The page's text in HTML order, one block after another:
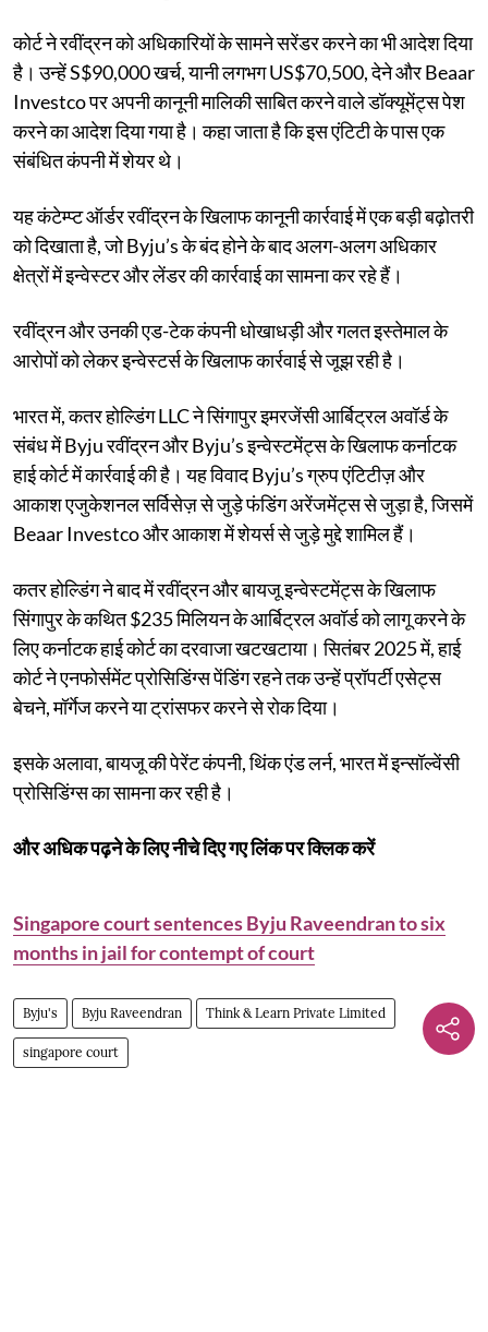
कोर्ट ने रवींद्रन को अधिकारियों के सामने सरेंडर करने का भी आदेश दिया
है। उन्हें S$90,000 खर्च, यानी लगभग US$70,500, देने और Beaar
Investco पर अपनी कानूनी मालिकी साबित करने वाले डॉक्यूमेंट्स पेश
करने का आदेश दिया गया है। कहा जाता है कि इस एंटिटी के पास एक
संबंधित कंपनी में शेयर थे।
यह कंटेम्प्ट ऑर्डर रवींद्रन के खिलाफ कानूनी कार्रवाई में एक बड़ी बढ़ोतरी
को दिखाता है, जो Byju’s के बंद होने के बाद अलग-अलग अधिकार
क्षेत्रों में इन्वेस्टर और लेंडर की कार्रवाई का सामना कर रहे हैं।
रवींद्रन और उनकी एड-टेक कंपनी धोखाधड़ी और गलत इस्तेमाल के
आरोपों को लेकर इन्वेस्टर्स के खिलाफ कार्रवाई से जूझ रही है।
भारत में, कतर होल्डिंग LLC ने सिंगापुर इमरजेंसी आर्बिट्रल अवॉर्ड के
संबंध में Byju रवींद्रन और Byju’s इन्वेस्टमेंट्स के खिलाफ कर्नाटक
हाई कोर्ट में कार्रवाई की है। यह विवाद Byju’s ग्रुप एंटिटीज़ और
आकाश एजुकेशनल सर्विसेज़ से जुड़े फंडिंग अरेंजमेंट्स से जुड़ा है, जिसमें
Beaar Investco और आकाश में शेयर्स से जुड़े मुद्दे शामिल हैं।
कतर होल्डिंग ने बाद में रवींद्रन और बायजू इन्वेस्टमेंट्स के खिलाफ
सिंगापुर के कथित $235 मिलियन के आर्बिट्रल अवॉर्ड को लागू करने के
लिए कर्नाटक हाई कोर्ट का दरवाजा खटखटाया। सितंबर 2025 में, हाई
कोर्ट ने एनफोर्समेंट प्रोसिडिंग्स पेंडिंग रहने तक उन्हें प्रॉपर्टी एसेट्स
बेचने, मॉर्गेज करने या ट्रांसफर करने से रोक दिया।
इसके अलावा, बायजू की पेरेंट कंपनी, थिंक एंड लर्न, भारत में इन्सॉल्वेंसी
प्रोसिडिंग्स का सामना कर रही है।
और अधिक पढ़ने के लिए नीचे दिए गए लिंक पर क्लिक करें
Singapore court sentences Byju Raveendran to six
months in jail for contempt of court
Byju's Byju Raveendran Think & Learn Private Limited
singapore court